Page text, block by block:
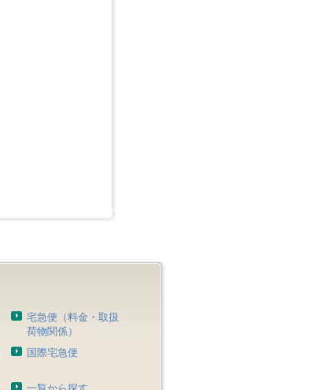
宅急便（料金・取扱
荷物関係）
国際宅急便